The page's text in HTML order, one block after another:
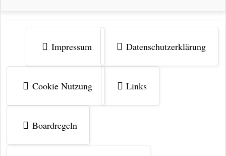
Impressum Datenschutzerklärung
Cookie Nutzung Links
Boardregeln